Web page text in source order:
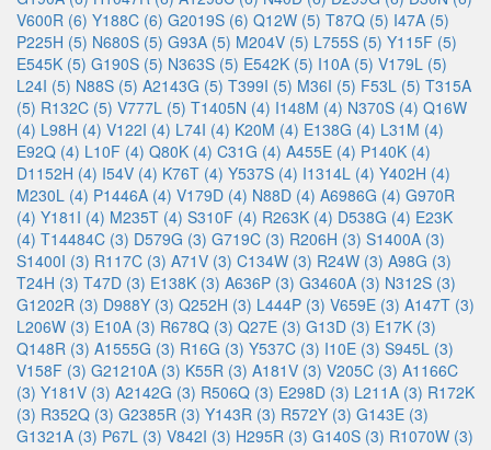
V600R (6) Y188C (6) G2019S (6) Q12W (5) T87Q (5) I47A (5)
P225H (5) N680S (5) G93A (5) M204V (5) L755S (5) Y115F (5)
E545K (5) G190S (5) N363S (5) E542K (5) I10A (5) V179L (5)
L24I (5) N88S (5) A2143G (5) T399I (5) M36I (5) F53L (5) T315A
(5) R132C (5) V777L (5) T1405N (4) I148M (4) N370S (4) Q16W
(4) L98H (4) V122I (4) L74I (4) K20M (4) E138G (4) L31M (4)
E92Q (4) L10F (4) Q80K (4) C31G (4) A455E (4) P140K (4)
D1152H (4) I54V (4) K76T (4) Y537S (4) I1314L (4) Y402H (4)
M230L (4) P1446A (4) V179D (4) N88D (4) A6986G (4) G970R
(4) Y181I (4) M235T (4) S310F (4) R263K (4) D538G (4) E23K
(4) T14484C (3) D579G (3) G719C (3) R206H (3) S1400A (3)
S1400I (3) R117C (3) A71V (3) C134W (3) R24W (3) A98G (3)
T24H (3) T47D (3) E138K (3) A636P (3) G3460A (3) N312S (3)
G1202R (3) D988Y (3) Q252H (3) L444P (3) V659E (3) A147T (3)
L206W (3) E10A (3) R678Q (3) Q27E (3) G13D (3) E17K (3)
Q148R (3) A1555G (3) R16G (3) Y537C (3) I10E (3) S945L (3)
V158F (3) G21210A (3) K55R (3) A181V (3) V205C (3) A1166C
(3) Y181V (3) A2142G (3) R506Q (3) E298D (3) L211A (3) R172K
(3) R352Q (3) G2385R (3) Y143R (3) R572Y (3) G143E (3)
G1321A (3) P67L (3) V842I (3) H295R (3) G140S (3) R1070W (3)